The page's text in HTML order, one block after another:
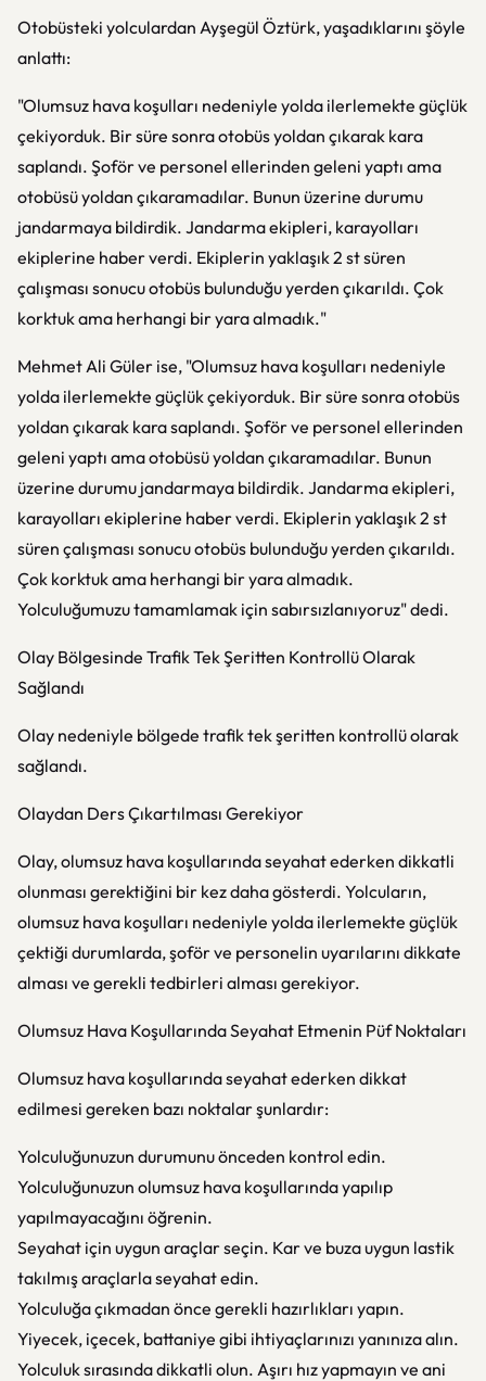
Otobüsteki yolculardan Ayşegül Öztürk, yaşadıklarını şöyle
anlattı:
"Olumsuz hava koşulları nedeniyle yolda ilerlemekte güçlük
çekiyorduk. Bir süre sonra otobüs yoldan çıkarak kara
saplandı. Şoför ve personel ellerinden geleni yaptı ama
otobüsü yoldan çıkaramadılar. Bunun üzerine durumu
jandarmaya bildirdik. Jandarma ekipleri, karayolları
ekiplerine haber verdi. Ekiplerin yaklaşık 2 st süren
çalışması sonucu otobüs bulunduğu yerden çıkarıldı. Çok
korktuk ama herhangi bir yara almadık."
Mehmet Ali Güler ise, "Olumsuz hava koşulları nedeniyle
yolda ilerlemekte güçlük çekiyorduk. Bir süre sonra otobüs
yoldan çıkarak kara saplandı. Şoför ve personel ellerinden
geleni yaptı ama otobüsü yoldan çıkaramadılar. Bunun
üzerine durumu jandarmaya bildirdik. Jandarma ekipleri,
karayolları ekiplerine haber verdi. Ekiplerin yaklaşık 2 st
süren çalışması sonucu otobüs bulunduğu yerden çıkarıldı.
Çok korktuk ama herhangi bir yara almadık.
Yolculuğumuzu tamamlamak için sabırsızlanıyoruz" dedi.
Olay Bölgesinde Trafik Tek Şeritten Kontrollü Olarak
Sağlandı
Olay nedeniyle bölgede trafik tek şeritten kontrollü olarak
sağlandı.
Olaydan Ders Çıkartılması Gerekiyor
Olay, olumsuz hava koşullarında seyahat ederken dikkatli
olunması gerektiğini bir kez daha gösterdi. Yolcuların,
olumsuz hava koşulları nedeniyle yolda ilerlemekte güçlük
çektiği durumlarda, şoför ve personelin uyarılarını dikkate
alması ve gerekli tedbirleri alması gerekiyor.
Olumsuz Hava Koşullarında Seyahat Etmenin Püf Noktaları
Olumsuz hava koşullarında seyahat ederken dikkat
edilmesi gereken bazı noktalar şunlardır:
Yolculuğunuzun durumunu önceden kontrol edin.
Yolculuğunuzun olumsuz hava koşullarında yapılıp
yapılmayacağını öğrenin.
Seyahat için uygun araçlar seçin. Kar ve buza uygun lastik
takılmış araçlarla seyahat edin.
Yolculuğa çıkmadan önce gerekli hazırlıkları yapın.
Yiyecek, içecek, battaniye gibi ihtiyaçlarınızı yanınıza alın.
Yolculuk sırasında dikkatli olun. Aşırı hız yapmayın ve ani